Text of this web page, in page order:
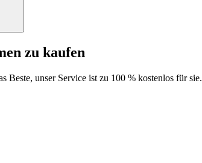
zu kaufen
Beste, unser Service ist zu 100 % kostenlos für sie.